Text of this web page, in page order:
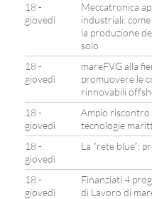
18 -
giovedì
Meccatronica
industriali:
la produzione
solo
18 -
giovedì
mareFVG alla
promuovere le
rinnovabili
18 -
giovedì
Ampio riscontro
tecnologie
18 -
giovedì
La “rete blue”:
18 -
giovedì
Finanziati 4
di Lavoro di